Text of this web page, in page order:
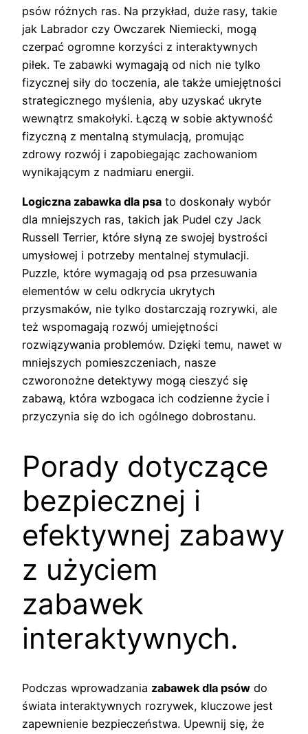
psów różnych ras. Na przykład, duże rasy, takie
jak Labrador czy Owczarek Niemiecki, mogą
czerpać ogromne korzyści z interaktywnych
piłek. Te zabawki wymagają od nich nie tylko
fizycznej siły do toczenia, ale także umiejętności
strategicznego myślenia, aby uzyskać ukryte
wewnątrz smakołyki. Łączą w sobie aktywność
fizyczną z mentalną stymulacją, promując
zdrowy rozwój i zapobiegając zachowaniom
wynikającym z nadmiaru energii.
Logiczna zabawka dla psa to doskonały wybór
dla mniejszych ras, takich jak Pudel czy Jack
Russell Terrier, które słyną ze swojej bystrości
umysłowej i potrzeby mentalnej stymulacji.
Puzzle, które wymagają od psa przesuwania
elementów w celu odkrycia ukrytych
przysmaków, nie tylko dostarczają rozrywki, ale
też wspomagają rozwój umiejętności
rozwiązywania problemów. Dzięki temu, nawet w
mniejszych pomieszczeniach, nasze
czworonożne detektywy mogą cieszyć się
zabawą, która wzbogaca ich codzienne życie i
przyczynia się do ich ogólnego dobrostanu.
Porady dotyczące
bezpiecznej i
efektywnej zabawy
z użyciem
zabawek
interaktywnych.
Podczas wprowadzania zabawek dla psów do
świata interaktywnych rozrywek, kluczowe jest
zapewnienie bezpieczeństwa. Upewnij się, że